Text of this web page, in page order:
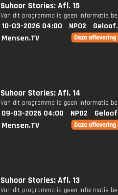
Suhoor Stories: Afl. 15
Van dit programma is geen informatie
10-03-2026 04:00 NPO2
Mensen.TV
Suhoor Stories: Afl. 14
Van dit programma is geen informatie
09-03-2026 04:00 NPO2
Mensen.TV
Suhoor Stories: Afl. 13
Van dit programma is geen informatie